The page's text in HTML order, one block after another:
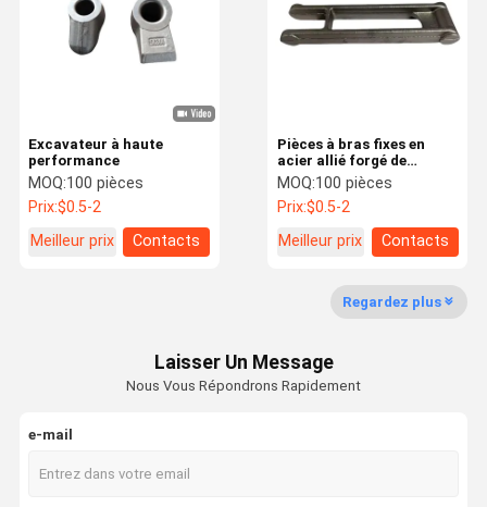
Produits
Contrôle De
Nous
Les Affaires
Parties de forge à chaud
Pièces à bras fixes en
acier allié forgé de
précision pour machines
agricoles
MOQ:100 pièces
Prix:$0.5-2
Meilleur prix
Contacts
Excavateur à haute
performance
MOQ:100 pièces
Prix:$0.5-2
Meilleur prix
Contacts
Regardez plus
Laisser Un Message
Nous Vous Répondrons Rapidement
e-mail